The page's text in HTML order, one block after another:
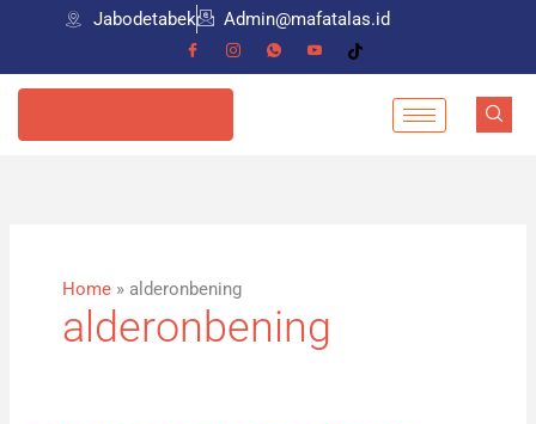
content
Jabodetabek Admin@mafatalas.id
Home» alderonbening
alderonbening